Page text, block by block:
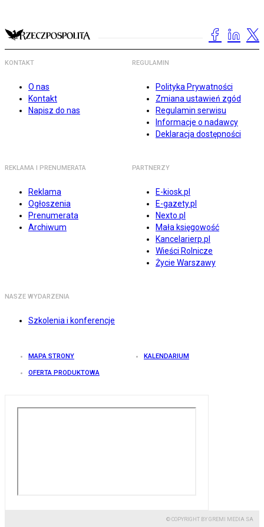
KONTAKT
O nas
Kontakt
Napisz do nas
REGULAMIN
Polityka Prywatności
Zmiana ustawień zgód
Regulamin serwisu
Informacje o nadawcy
Deklaracja dostępności
REKLAMA I PRENUMERATA
Reklama
Ogłoszenia
Prenumerata
Archiwum
PARTNERZY
E-kiosk.pl
E-gazety.pl
Nexto.pl
Mała księgowość
Kancelarierp.pl
Wieści Rolnicze
Życie Warszawy
NASZE WYDARZENIA
Szkolenia i konferencje
MAPA STRONY KALENDARIUM
OFERTA PRODUKTOWA
© COPYRIGHT BY GREMI MEDIA SA